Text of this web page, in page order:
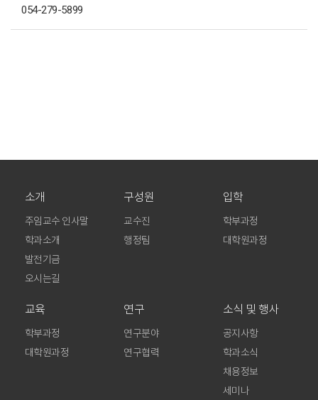
054-279-5899
소개
주임교수 인사말
학과소개
발전기금
오시는길
구성원
교수진
행정팀
입학
학부과정
대학원과정
교육
학부과정
대학원과정
연구
연구분야
연구협력
소식 및 행사
공지사항
학과소식
채용정보
세미나